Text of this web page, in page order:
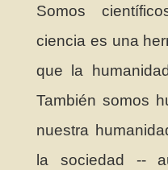
Somos
ciencia es una
que la
También somos
nuestra
la sociedad --